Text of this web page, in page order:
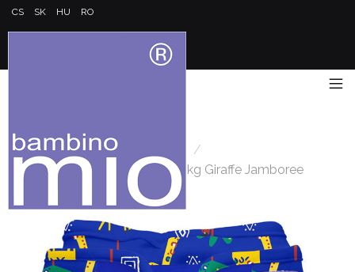
CS SK HU RO
Úvod / Plenky a kalhotky
/
Miosoft plenkové kalhotky 3-9kg Giraffe Jamboree